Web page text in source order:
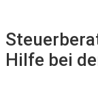
Hilfe bei